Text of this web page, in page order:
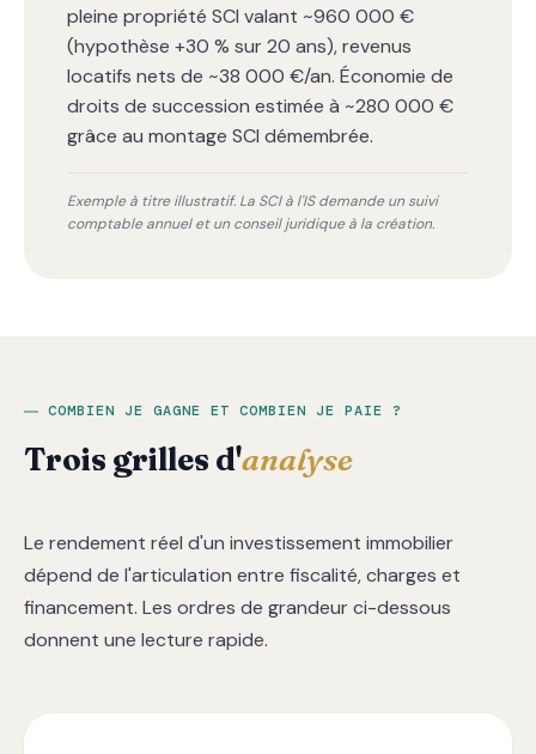
pleine propriété SCI valant ~960 000 €
(hypothèse +30 % sur 20 ans), revenus
locatifs nets de ~38 000 €/an. Économie de
droits de succession estimée à ~280 000 €
grâce au montage SCI démembrée.
Exemple à titre illustratif. La SCI à l'IS demande un suivi
comptable annuel et un conseil juridique à la création.
COMBIEN JE GAGNE ET COMBIEN JE PAIE ?
Trois grilles d'analyse
Le rendement réel d'un investissement immobilier
dépend de l'articulation entre fiscalité, charges et
financement. Les ordres de grandeur ci-dessous
donnent une lecture rapide.